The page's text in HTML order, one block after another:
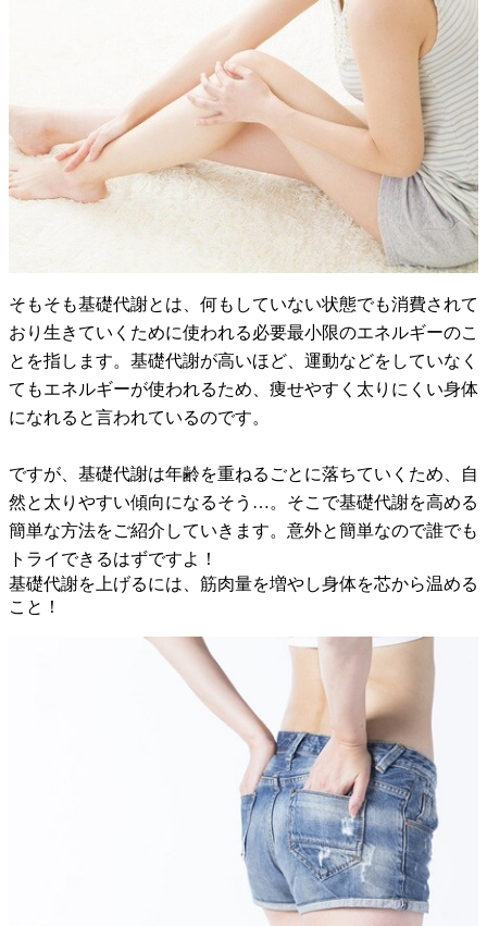
そもそも基礎代謝とは、何もしていない状態でも消費されて
おり生きていくために使われる必要最小限のエネルギーのこ
とを指します。基礎代謝が高いほど、運動などをしていなく
てもエネルギーが使われるため、痩せやすく太りにくい身体
になれると言われているのです。
ですが、基礎代謝は年齢を重ねるごとに落ちていくため、自
然と太りやすい傾向になるそう…。そこで基礎代謝を高める
簡単な方法をご紹介していきます。意外と簡単なので誰でも
トライできるはずですよ！
基礎代謝を上げるには、筋肉量を増やし身体を芯から温める
こと！